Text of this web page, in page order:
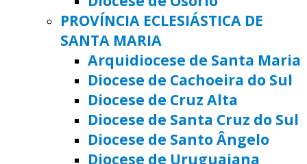
PROVÍNCIA ECLESIÁSTICA DE
SANTA MARIA
Arquidiocese de Santa Maria
Diocese de Cachoeira do Sul
Diocese de Cruz Alta
Diocese de Santa Cruz do Sul
Diocese de Santo Ângelo
Diocese de Uruguaiana